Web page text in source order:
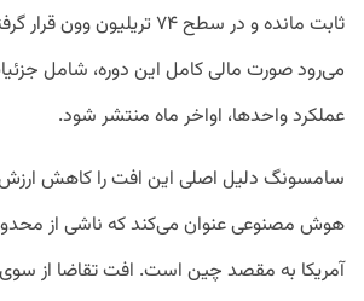
ثابت مانده و در سطح ۷۴ تریلیون
می‌رود صورت مالی کامل این دوره، شامل
عملکرد واحدها، اواخر ماه منتشر شود.
سامسونگ دلیل اصلی این افت را کاهش
هوش مصنوعی عنوان می‌کند که ناشی از
آمریکا به مقصد چین است. افت تقاضا از